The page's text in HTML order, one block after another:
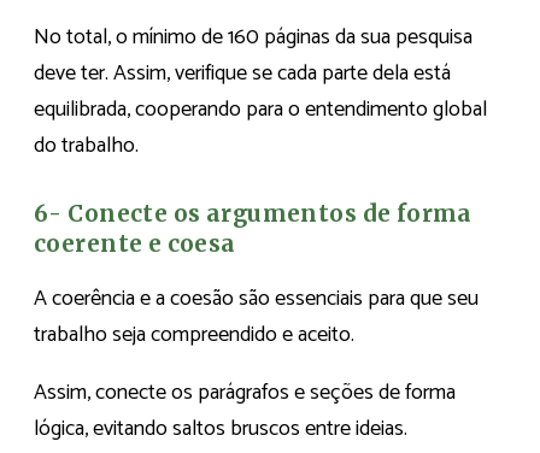
No total, o mínimo de 160 páginas da sua pesquisa
deve ter. Assim, verifique se cada parte dela está
equilibrada, cooperando para o entendimento global
do trabalho.
6- Conecte os argumentos de forma
coerente e coesa
A coerência e a coesão são essenciais para que seu
trabalho seja compreendido e aceito.
Assim, conecte os parágrafos e seções de forma
lógica, evitando saltos bruscos entre ideias.